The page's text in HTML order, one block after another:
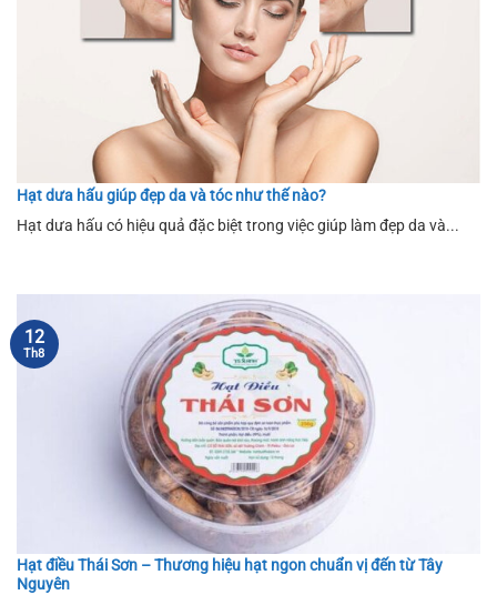
Hạt dưa hấu giúp đẹp da và tóc như thế nào?
Hạt dưa hấu có hiệu quả đặc biệt trong việc giúp làm đẹp da và...
Hạt điều Thái Sơn – Thương hiệu hạt ngon chuẩn vị đến từ Tây
Nguyên
12
Th8